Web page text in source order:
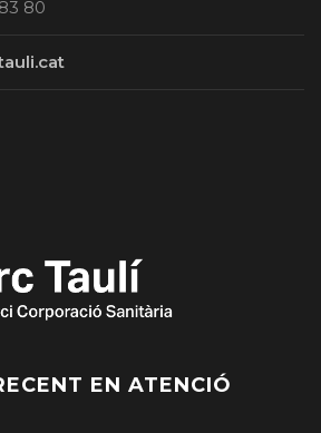
80
EN ATENCIÓ